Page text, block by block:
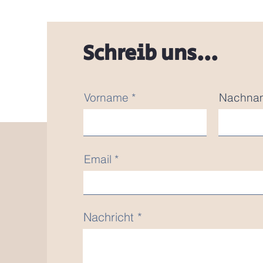
Schreib uns...
Vorname
Email
Nachricht